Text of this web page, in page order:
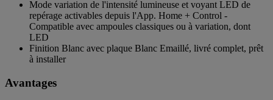
Mode variation de l'intensité lumineuse et voyant LED de
repérage activables depuis l'App. Home + Control -
Compatible avec ampoules classiques ou à variation, dont
LED
Finition Blanc avec plaque Blanc Emaillé, livré complet, prêt
à installer
Avantages